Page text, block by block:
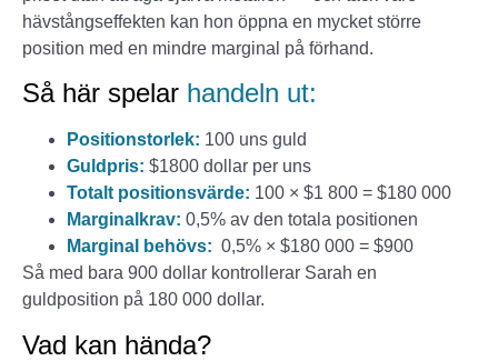
hävstångseffekten kan hon öppna en mycket större
position med en mindre marginal på förhand.
Så här spelar handeln ut:
Positionstorlek: 100 uns guld
Guldpris: $1800 dollar per uns
Totalt positionsvärde: 100 × $1 800 = $180 000
Marginalkrav: 0,5% av den totala positionen
Marginal behövs: 0,5% × $180 000 = $900
Så med bara 900 dollar kontrollerar Sarah en
guldposition på 180 000 dollar.
Vad kan hända?